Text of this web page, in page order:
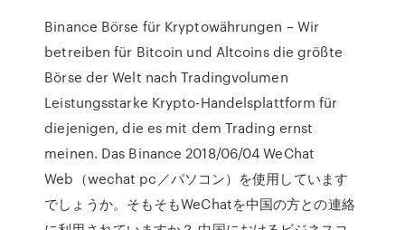
Binance Börse für Kryptowährungen – Wir
betreiben für Bitcoin und Altcoins die größte
Börse der Welt nach Tradingvolumen
Leistungsstarke Krypto-Handelsplattform für
diejenigen, die es mit dem Trading ernst
meinen. Das Binance 2018/06/04 WeChat
Web（wechat pc／パソコン）を使用しています
でしょうか。そもそもWeChatを中国の方との連絡